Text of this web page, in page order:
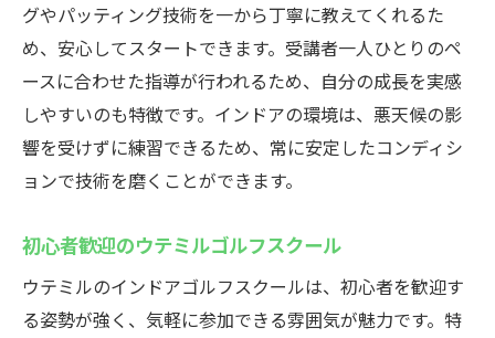
グやパッティング技術を一から丁寧に教えてくれるた
め、安心してスタートできます。受講者一人ひとりのペ
ースに合わせた指導が行われるため、自分の成長を実感
しやすいのも特徴です。インドアの環境は、悪天候の影
響を受けずに練習できるため、常に安定したコンディシ
ョンで技術を磨くことができます。
初心者歓迎のウテミルゴルフスクール
ウテミルのインドアゴルフスクールは、初心者を歓迎す
る姿勢が強く、気軽に参加できる雰囲気が魅力です。特